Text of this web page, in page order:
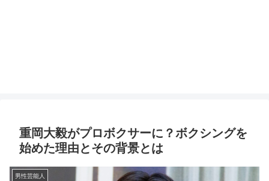
重岡大毅がプロボクサーに？ボクシングを
始めた理由とその背景とは
男性芸能人